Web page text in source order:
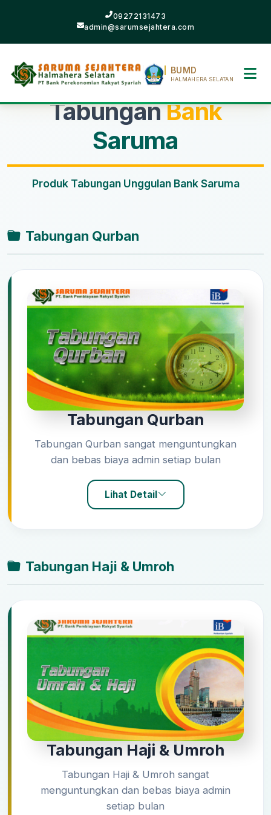
09272131473
admin@sarumsejahtera.com
BUMD
HALMAHERA SELATAN
TabunganBank
Saruma
Produk Tabungan Unggulan Bank Saruma
Tabungan Qurban
Tabungan Qurban
Tabungan Qurban sangat menguntungkan
dan bebas biaya admin setiap bulan
Lihat Detail
Fitur & Biaya
Prinsip Sesuai Syariah dengan akad
Mudharabah
Setoran Awal Minimal Rp.100.000
Manfaat
Aman, Menentramkan dan sesuai
syariah
Dijamin oleh Lembaga Penjamin
Tabungan Haji & Umroh
Tabungan Haji & Umroh
Tabungan Haji & Umroh sangat
menguntungkan dan bebas biaya admin
setiap bulan